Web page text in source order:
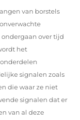
van borstels
over tijd
het
signalen zoals
die waar ze niet
signalen dat er
van al deze